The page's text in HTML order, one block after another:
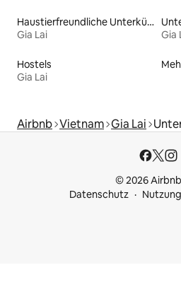
Haustierfreundliche Unterkünfte
Gia Lai
Gia
Hostels
Gia Lai
Airbnb Vietnam Gia Lai
© 2026
Datenschutz